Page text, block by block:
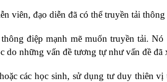
viên, đạo diễn đã có thể truyền tải
điệp mạnh mẽ muốn truyền tải.
do những vấn đề tương tự như vấn đề đã
các học sinh, sử dụng tư duy thiên